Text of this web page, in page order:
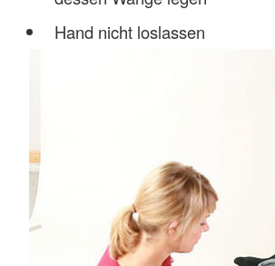
Hand nicht loslassen